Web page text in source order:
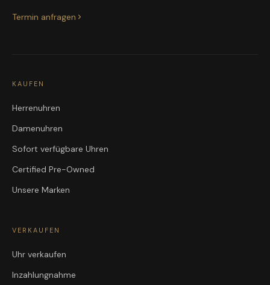
Termin anfragen
KAUFEN
Herrenuhren
Damenuhren
Sofort verfügbare Uhren
Certified Pre-Owned
Unsere Marken
VERKAUFEN
Uhr verkaufen
Inzahlungnahme